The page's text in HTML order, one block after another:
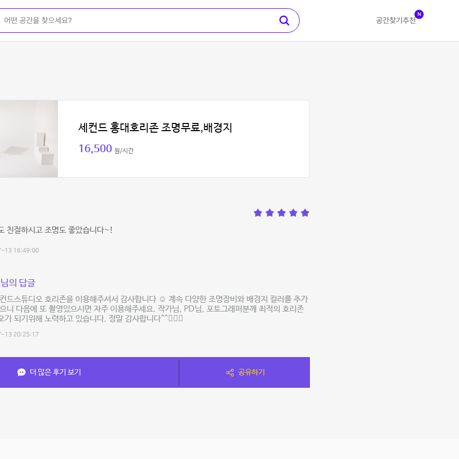
공간찾기 추천
N
세컨드 홍대호리존 조명무료,배경지
16,500 원/시간
친절하시고 조명도 좋았습니다~!
13 16:49:00
의 답글
드스튜디오 호리존을 이용해주셔서 감사합니다 ☺️ 계속 다양한 조명장비와 배경지 컬러를 추가
니 다음에 또 촬영있으시면 자주 이용해주세요. 작가님, PD님, 포토그래퍼분께 최적의 호리존
가 되기위해 노력하고 있습니다. 정말 감사합니다^^🙇🏻‍♂️
13 20:25:17
더 많은 후기 보기 공유하기